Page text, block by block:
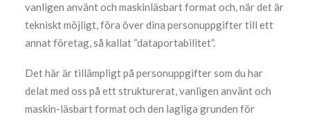
vanligen använt och maskinläsbart format och, när det är
tekniskt möjligt, föra över dina personuppgifter till ett
annat företag, så kallat “dataportabilitet”.
Det här är tillämpligt på personuppgifter som du har
delat med oss på ett strukturerat, vanligen använt och
maskin-läsbart format och den lagliga grunden för